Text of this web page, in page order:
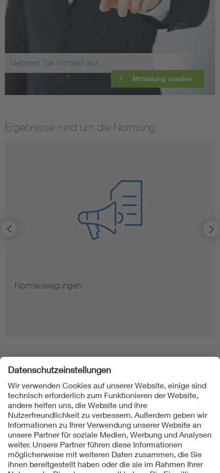
Nehmen Sie Kontakt auf
Mitteilung senden
Ergebnisse rund um die Normung
Hinweise zur Vervielfältigung von Normen
Folgen Sie uns